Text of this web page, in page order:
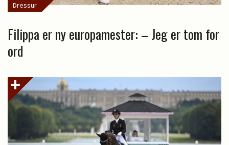
Dressur
Filippa er ny europamester: – Jeg er tom for
ord